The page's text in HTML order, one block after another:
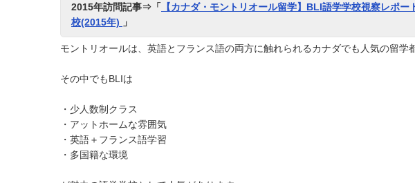
2015年訪問記事⇒「 【カナダ・モントリオール留学】BLI語学学校視察レポ
校(2015年)
」
モントリオールは、英語とフランス語の両方に触れられるカナダでも人気の留学
その中でもBLIは
・少人数制クラス
・アットホームな雰囲気
・英語＋フランス語学習
・多国籍な環境